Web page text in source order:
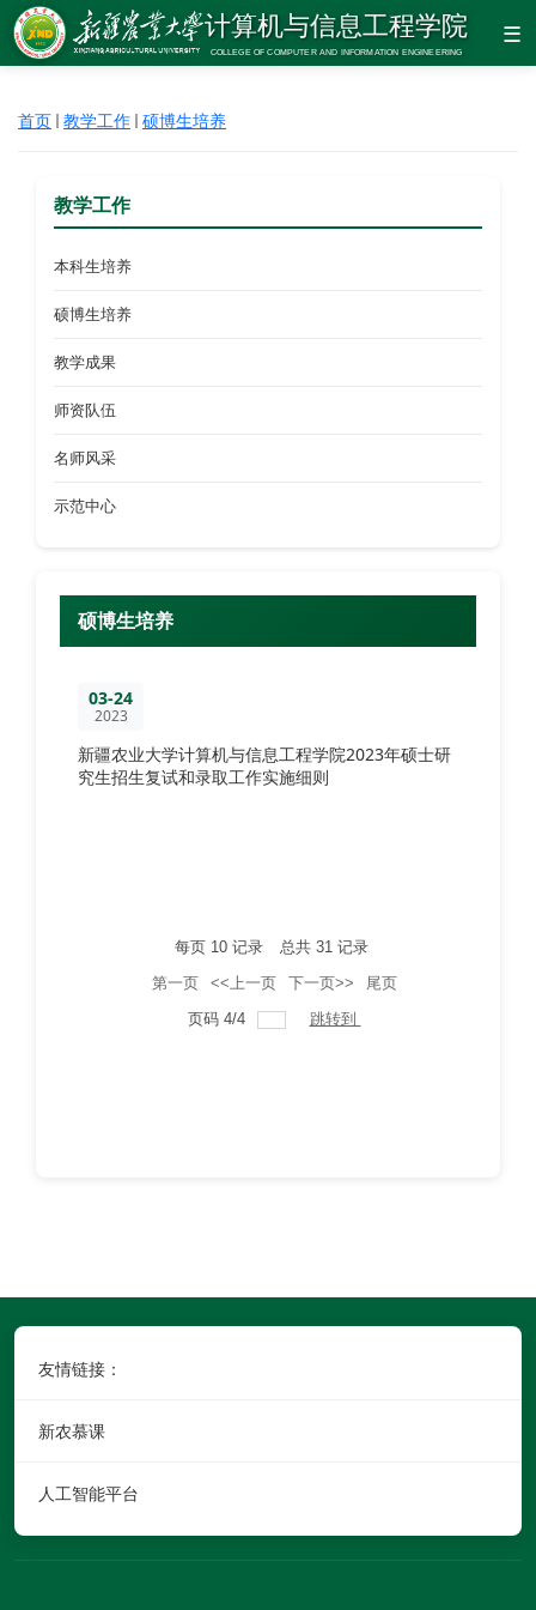
☰
首页 教学工作 硕博生培养
教学工作
本科生培养
硕博生培养
教学成果
师资队伍
名师风采
示范中心
硕博生培养
03-24
2023
新疆农业大学计算机与信息工程学院2023年硕士研
究生招生复试和录取工作实施细则
每页 10 记录 总共 31 记录
第一页
<<上一页 下一页>>
尾页
页码 4/4 跳转到
友情链接：
新农慕课
人工智能平台